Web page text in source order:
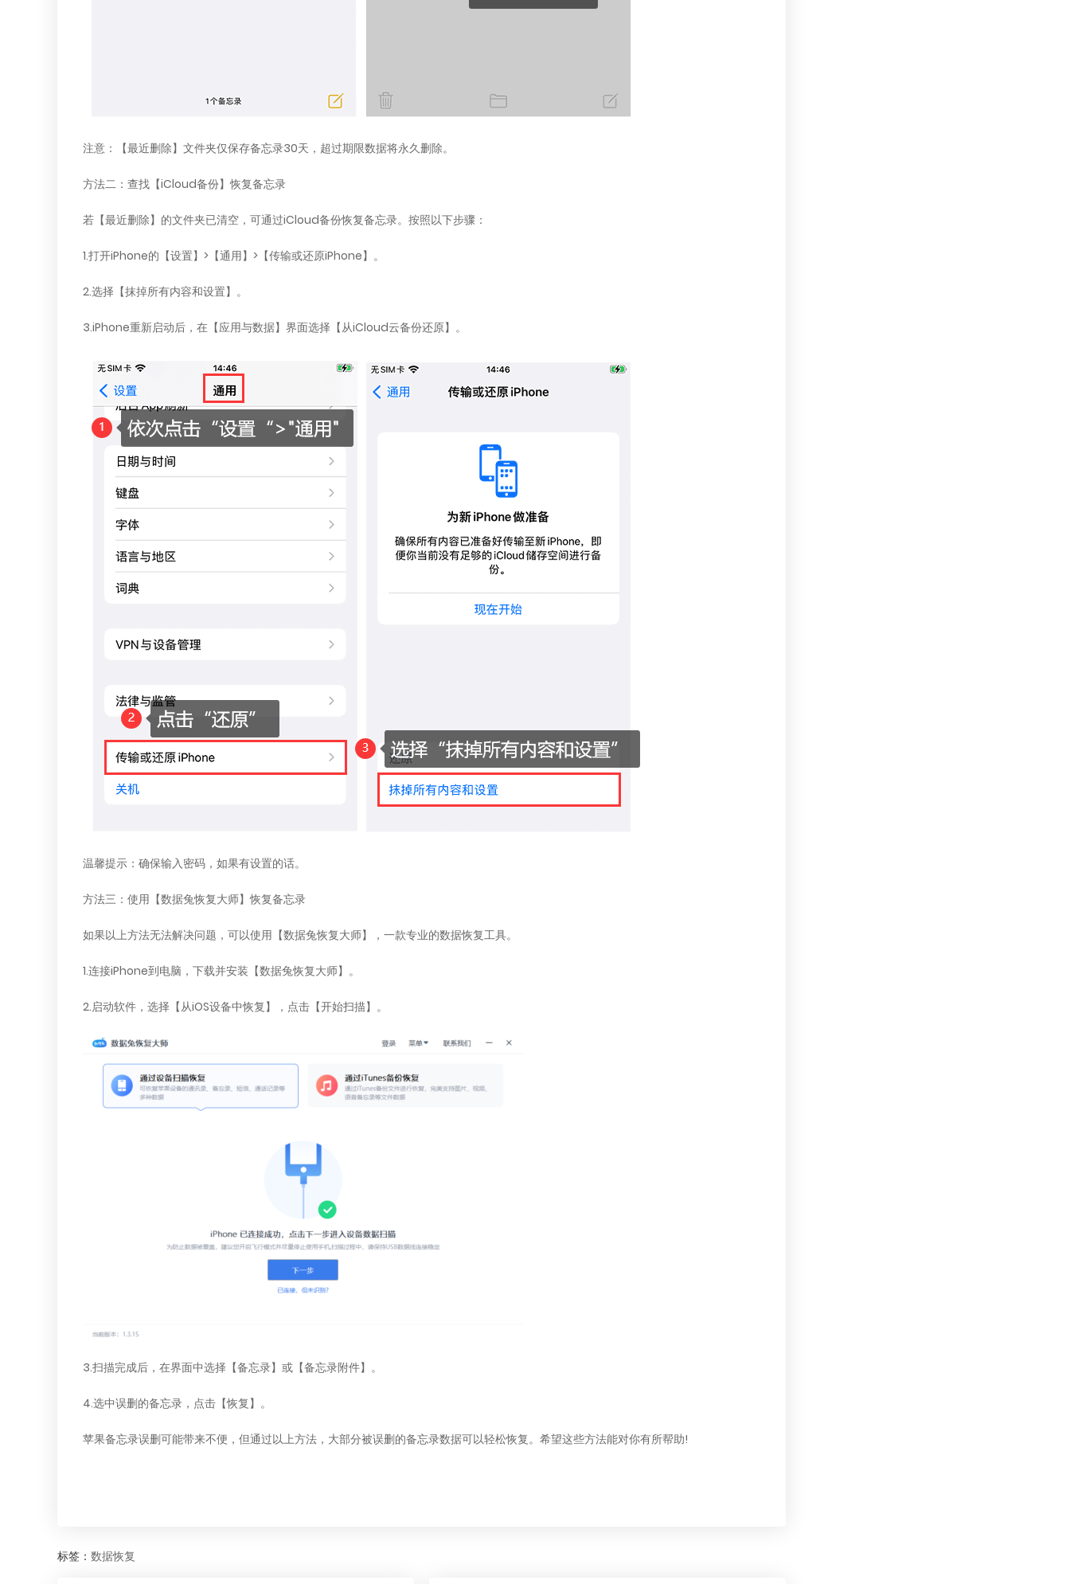
注意：【最近删除】文件夹仅保存备忘录30天，超过期限数据将永久删除。
方法二：查找【iCloud备份】恢复备忘录
若【最近删除】的文件夹已清空，可通过iCloud备份恢复备忘录。按照以下步骤：
1.打开iPhone的【设置】>【通用】>【传输或还原iPhone】。
2.选择【抹掉所有内容和设置】。
3.iPhone重新启动后，在【应用与数据】界面选择【从iCloud云备份还原】。
温馨提示：确保输入密码，如果有设置的话。
方法三：使用【数据兔恢复大师】恢复备忘录
如果以上方法无法解决问题，可以使用【数据兔恢复大师】，一款专业的数据恢复工具。
1.连接iPhone到电脑，下载并安装【数据兔恢复大师】。
2.启动软件，选择【从iOS设备中恢复】，点击【开始扫描】。
3.扫描完成后，在界面中选择【备忘录】或【备忘录附件】。
4.选中误删的备忘录，点击【恢复】。
苹果备忘录误删可能带来不便，但通过以上方法，大部分被误删的备忘录数据可以轻松恢复。希望这些方法能对你有所帮助!
标签： 数据恢复